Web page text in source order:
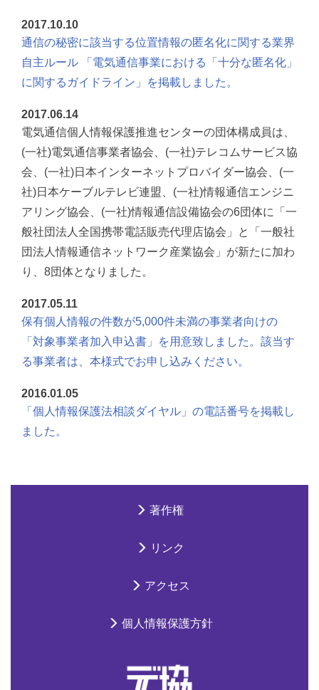
2017.10.10
通信の秘密に該当する位置情報の匿名化に関する業界
自主ルール 「電気通信事業における「十分な匿名化」
に関するガイドライン」を掲載しました。
2017.06.14
電気通信個人情報保護推進センターの団体構成員は、
(一社)電気通信事業者協会、(一社)テレコムサービス協
会、(一社)日本インターネットプロバイダー協会、(一
社)日本ケーブルテレビ連盟、(一社)情報通信エンジニ
アリング協会、(一社)情報通信設備協会の6団体に「一
般社団法人全国携帯電話販売代理店協会」と「一般社
団法人情報通信ネットワーク産業協会」が新たに加わ
り、8団体となりました。
2017.05.11
保有個人情報の件数が5,000件未満の事業者向けの
「対象事業者加入申込書」を用意致しました。該当す
る事業者は、本様式でお申し込みください。
2016.01.05
「個人情報保護法相談ダイヤル」の電話番号を掲載し
ました。
著作権
リンク
アクセス
個人情報保護方針